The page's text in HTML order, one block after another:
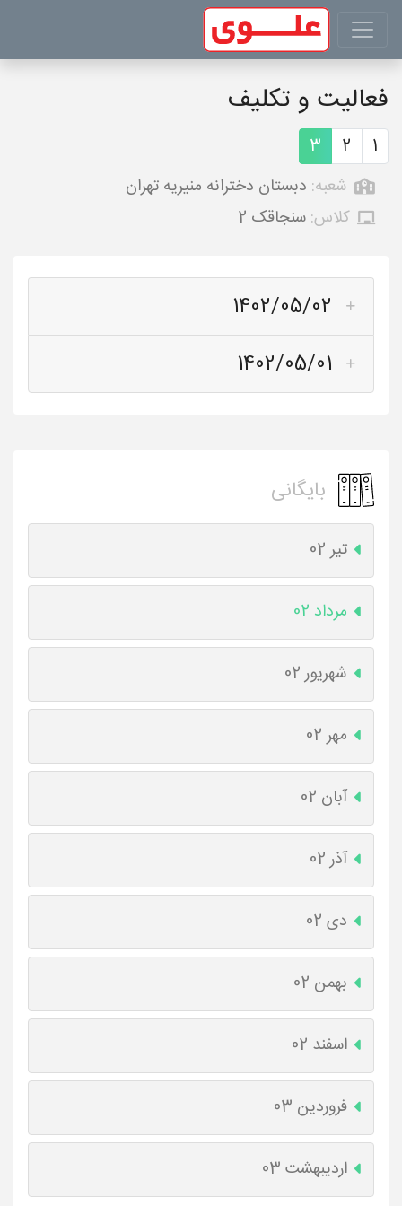
فعالیت و تکلیف
1
2
3
شعبه: دبستان دخترانه منیریه تهران
کلاس: سنجاقک 2
1402/05/02
1402/05/01
بایگانی
تیر 02
مرداد 02
شهریور 02
مهر 02
آبان 02
آذر 02
دی 02
بهمن 02
اسفند 02
فروردین 03
اردیبهشت 03